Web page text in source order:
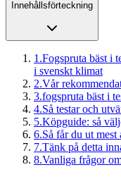
Innehållsförteckning
1 .Fogspruta bäst i
i svenskt klimat
2.Vår
3.fogspruta bäst i
4.Så testar och
5.Köpguide: så
6.Så får du ut
7.Tänk på detta
8.Vanliga frågor